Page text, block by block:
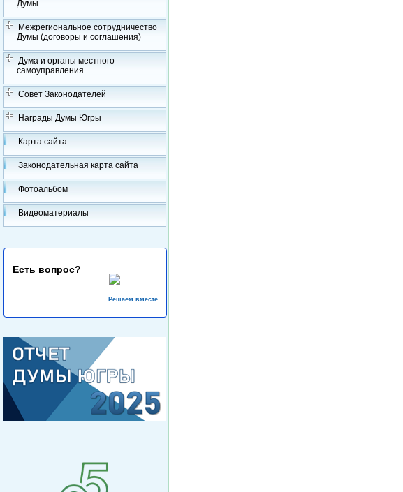
Думы
Межрегиональное сотрудничество
Думы (договоры и соглашения)
Дума и органы местного
самоуправления
Совет Законодателей
Награды Думы Югры
Карта сайта
Законодательная карта сайта
Фотоальбом
Видеоматериалы
Есть вопрос?
Решаем вместе